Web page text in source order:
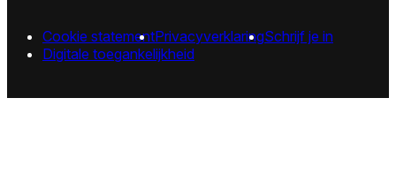
Cookie statementPrivacyverklaringSchrijf je in
Digitale toegankelijkheid